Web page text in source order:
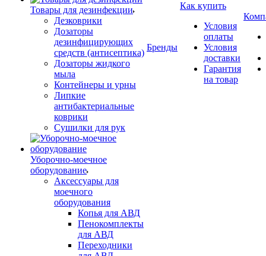
Товары для дезинфекции
Дезковрики
Дозаторы
дезинфицирующих
средств (антисептика)
Дозаторы жидкого
мыла
Контейнеры и урны
Липкие
антибактериальные
коврики
Сушилки для рук
Уборочно-моечное
оборудование
Аксессуары для
моечного
оборудования
Копья для АВД
Пенокомплекты
для АВД
Переходники
Бренды
Как купить
Условия
оплаты
Условия
доставки
Гарантия
на товар